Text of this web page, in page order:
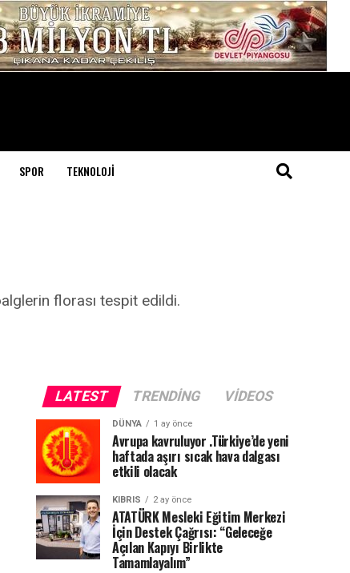
SPOR TEKNOLOJI
florası tespit edildi.
LATEST TRENDING VIDEOS
DÜNYA 1 ay önce
Avrupa kavruluyor .Türkiye’de yeni
haftada aşırı sıcak hava dalgası
etkili olacak
KIBRIS 2 ay önce
ATATÜRK Mesleki Eğitim Merkezi
İçin Destek Çağrısı: “Geleceğe
Açılan Kapıyı Birlikte
Tamamlayalım”